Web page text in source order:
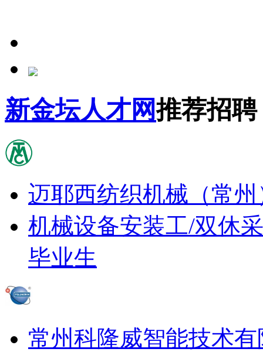
新金坛人才网推荐招聘
迈耶西纺织机械（常
机械设备安装工/双休
毕业生
常州科隆威智能技术